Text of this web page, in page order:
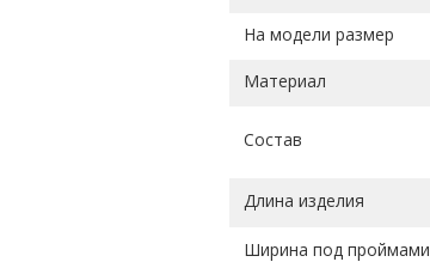
На модели размер
Материал
Состав
Длина изделия
Ширина под проймами